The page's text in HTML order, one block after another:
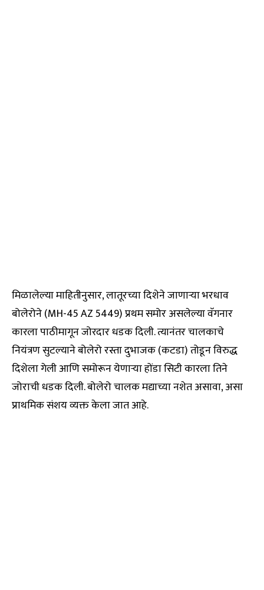
मिळालेल्या माहितीनुसार, लातूरच्या दिशेने जाणाऱ्या भरधाव
बोलेरोने (MH-45 AZ 5449) प्रथम समोर असलेल्या वॅगनार
कारला पाठीमागून जोरदार धडक दिली. त्यानंतर चालकाचे
नियंत्रण सुटल्याने बोलेरो रस्ता दुभाजक (कटडा) तोडून विरुद्ध
दिशेला गेली आणि समोरून येणाऱ्या होंडा सिटी कारला तिने
जोराची धडक दिली. बोलेरो चालक मद्याच्या नशेत असावा, असा
प्राथमिक संशय व्यक्त केला जात आहे.